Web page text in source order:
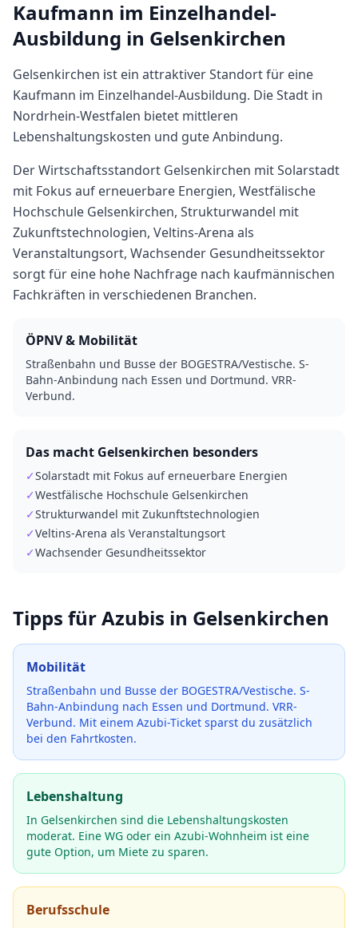
Kaufmann im Einzelhandel-
Ausbildung in Gelsenkirchen
Gelsenkirchen ist ein attraktiver Standort für eine
Kaufmann im Einzelhandel-Ausbildung. Die Stadt in
Nordrhein-Westfalen bietet mittleren
Lebenshaltungskosten und gute Anbindung.
Der Wirtschaftsstandort Gelsenkirchen mit Solarstadt
mit Fokus auf erneuerbare Energien, Westfälische
Hochschule Gelsenkirchen, Strukturwandel mit
Zukunftstechnologien, Veltins-Arena als
Veranstaltungsort, Wachsender Gesundheitssektor
sorgt für eine hohe Nachfrage nach kaufmännischen
Fachkräften in verschiedenen Branchen.
ÖPNV & Mobilität
Straßenbahn und Busse der BOGESTRA/Vestische. S-
Bahn-Anbindung nach Essen und Dortmund. VRR-
Verbund.
Das macht Gelsenkirchen besonders
✓Solarstadt mit Fokus auf erneuerbare Energien
✓Westfälische Hochschule Gelsenkirchen
✓Strukturwandel mit Zukunftstechnologien
✓Veltins-Arena als Veranstaltungsort
✓Wachsender Gesundheitssektor
Tipps für Azubis in Gelsenkirchen
Mobilität
Straßenbahn und Busse der BOGESTRA/Vestische. S-
Bahn-Anbindung nach Essen und Dortmund. VRR-
Verbund. Mit einem Azubi-Ticket sparst du zusätzlich
bei den Fahrtkosten.
Lebenshaltung
In Gelsenkirchen sind die Lebenshaltungskosten
moderat. Eine WG oder ein Azubi-Wohnheim ist eine
gute Option, um Miete zu sparen.
Berufsschule